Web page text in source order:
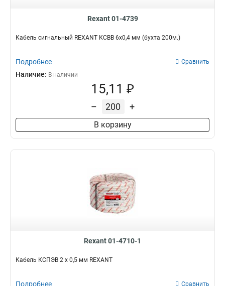
Rexant 01-4739
Кабель сигнальный REXANT КCВB 6х0,4 мм (бухта 200м.)
Подробнее Сравнить
Наличие: В наличии
15,11 ₽
– +
В корзину
Rexant 01-4710-1
Кабель КСПЭВ 2 х 0,5 мм REXANT
Подробнее Сравнить